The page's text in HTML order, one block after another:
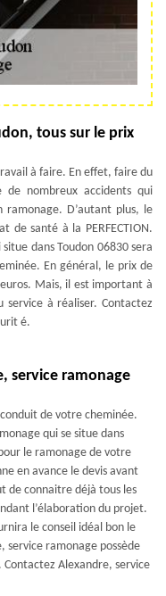
tous sur le prix
à faire. En effet, faire du
de nombreux accidents qui
ramonage. D’autant plus, le
santé à la PERFECTION.
dans Toudon 06830 sera
En général, le prix de
Mais, il est important à
à réaliser. Contactez
é.
service ramonage
de votre cheminée.
qui se situe dans
le ramonage de votre
en avance le devis avant
de connaitre déjà tous les
l’élaboration du projet.
le conseil idéal bon le
ramonage possède
Alexandre, service